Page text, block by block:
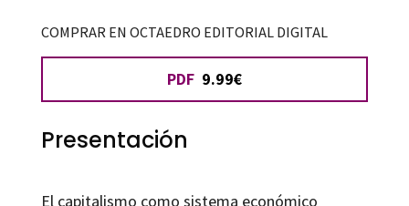
COMPRAR EN OCTAEDRO EDITORIAL DIGITAL
PDF 9.99€
Presentación
El capitalismo como sistema económico